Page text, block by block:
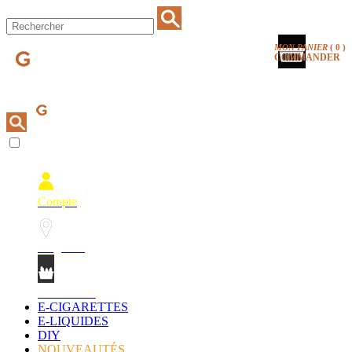
MON PANIER ( 0 )
COMMANDER
Compte
E-CIGARETTES
E-LIQUIDES
DIY
NOUVEAUTÉS